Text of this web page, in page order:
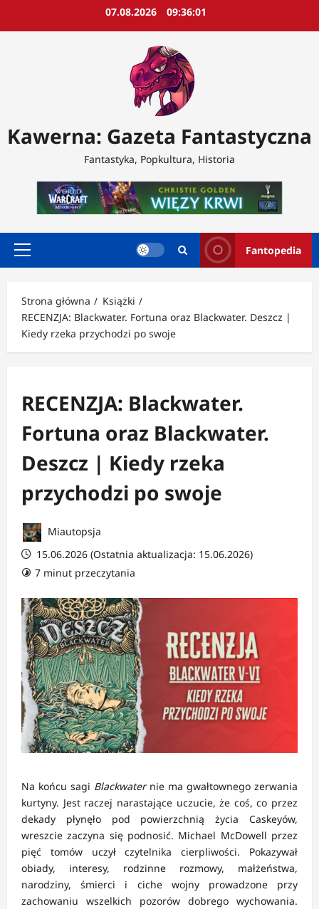
07.08.2026 09:36:04
Kawerna: Gazeta Fantastyczna
Fantastyka, Popkultura, Historia
Menu
Fantopedia
Strona główna
Książki
RECENZJA: Blackwater. Fortuna oraz Blackwater. Deszcz |
Kiedy rzeka przychodzi po swoje
RECENZJA: Blackwater.
Fortuna oraz Blackwater.
Deszcz | Kiedy rzeka
przychodzi po swoje
Miautopsja
15.06.2026 (Ostatnia aktualizacja: 15.06.2026)
7 minut przeczytania
Na końcu sagi Blackwaternie ma gwałtownego zerwania
kurtyny. Jest raczej narastające uczucie, że coś, co przez
dekady płynęło pod powierzchnią życia Caskeyów,
wreszcie zaczyna się podnosić. Michael McDowell przez
pięć tomów uczył czytelnika cierpliwości. Pokazywał
obiady, interesy, rodzinne rozmowy, małżeństwa,
narodziny, śmierci i ciche wojny prowadzone przy
zachowaniu wszelkich pozorów dobrego wychowania.